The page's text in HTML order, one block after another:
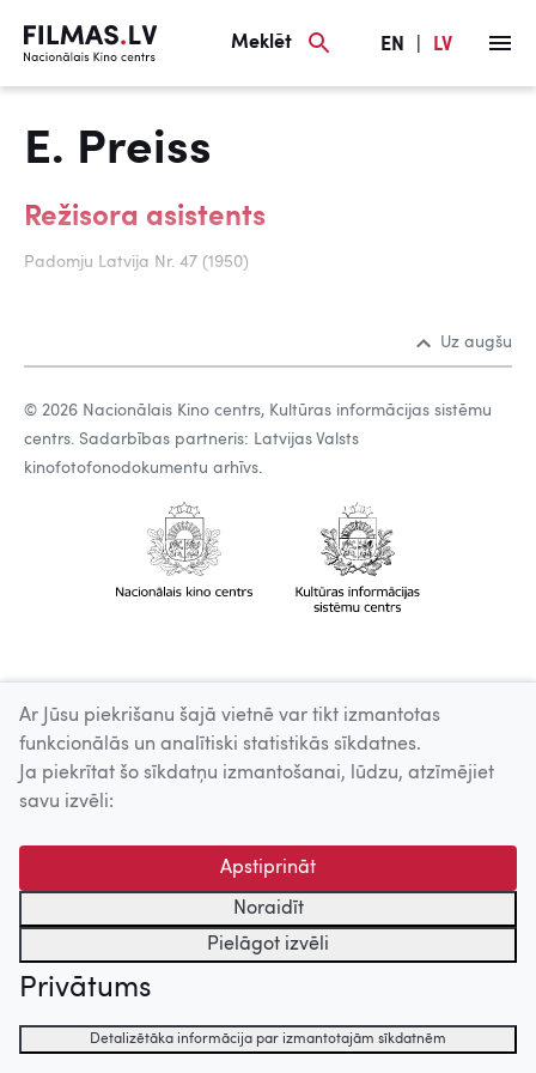
Meklēt EN LV
E. Preiss
Režisora asistents
Padomju Latvija Nr. 47 (1950)
Uz augšu
© 2026 Nacionālais Kino centrs, Kultūras informācijas sistēmu
centrs. Sadarbības partneris: Latvijas Valsts
kinofotofonodokumentu arhīvs.
Ar Jūsu piekrišanu šajā vietnē var tikt izmantotas
funkcionālās un analītiski statistikās sīkdatnes.
Ja piekrītat šo sīkdatņu izmantošanai, lūdzu, atzīmējiet
savu izvēli:
Apstiprināt
Noraidīt
Pielāgot izvēli
Privātums
Detalizētāka informācija par izmantotajām sīkdatnēm